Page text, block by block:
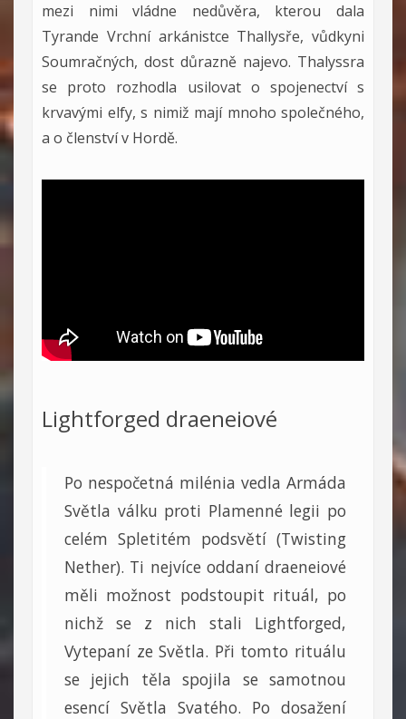
mezi nimi vládne nedůvěra, kterou dala
Tyrande Vrchní arkánistce Thallysře, vůdkyni
Soumračných, dost důrazně najevo. Thalyssra
se proto rozhodla usilovat o spojenectví s
krvavými elfy, s nimiž mají mnoho společného,
a o členství v Hordě.
Lightforged draeneiové
Po nespočetná milénia vedla Armáda
Světla válku proti Plamenné legii po
celém Spletitém podsvětí (Twisting
Nether). Ti nejvíce oddaní draeneiové
měli možnost podstoupit rituál, po
nichž se z nich stali Lightforged,
Vytepaní ze Světla. Při tomto rituálu
se jejich těla spojila se samotnou
esencí Světla Svatého. Po dosažení